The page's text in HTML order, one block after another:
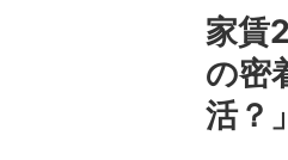
家賃
の密
活？」